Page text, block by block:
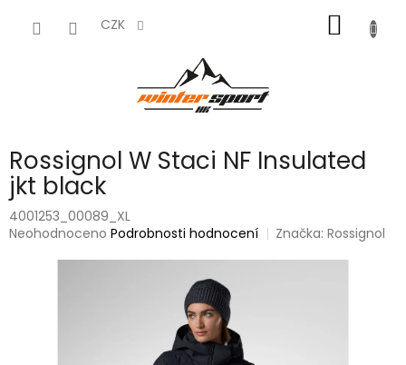
CZK
KOŠÍK
Rossignol W Staci NF Insulated
jkt black
4001253_00089_XL
Průměrné
Neohodnoceno Podrobnosti hodnocení Značka:Rossignol